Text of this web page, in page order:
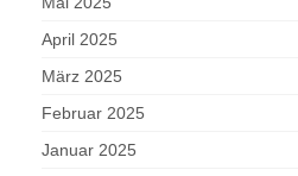
April 2025
März 2025
Februar 2025
Januar 2025